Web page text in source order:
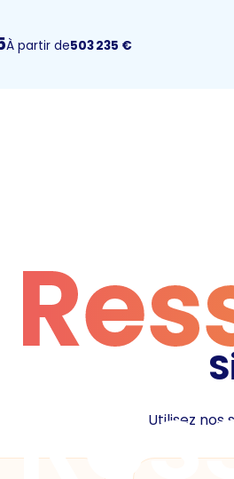
À partir de503 235 €
Utilisez nos